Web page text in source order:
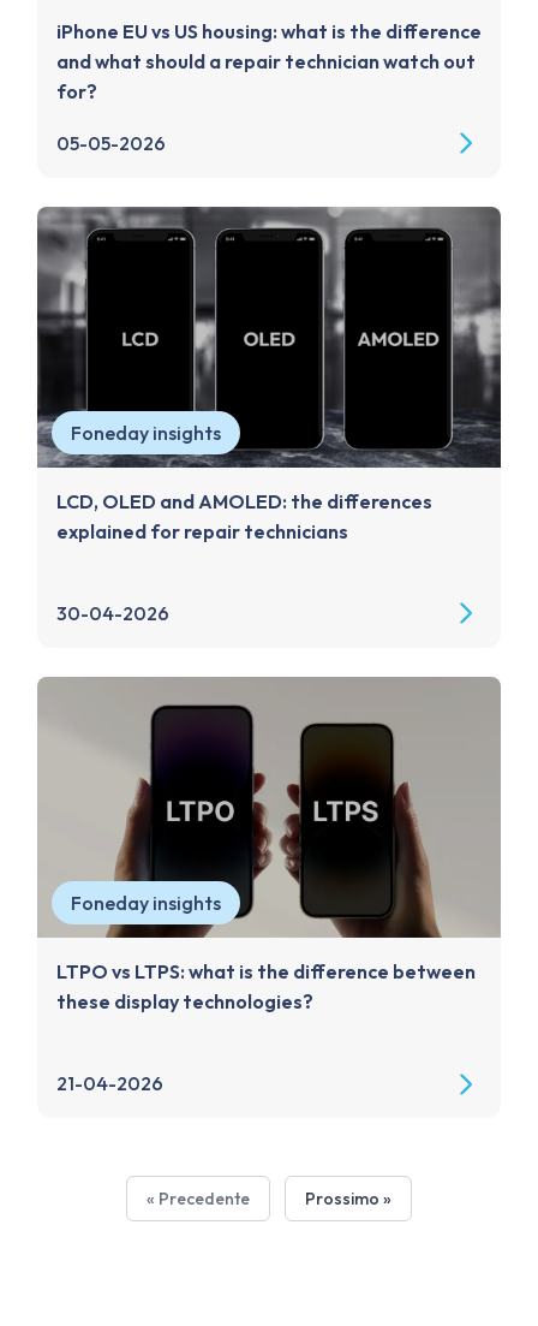
iPhone EU vs US housing: what is the difference
and what should a repair technician watch out
for?
05-05-2026
Foneday insights
LCD, OLED and AMOLED: the differences
explained for repair technicians
30-04-2026
Foneday insights
LTPO vs LTPS: what is the difference between
these display technologies?
21-04-2026
« Precedente Prossimo »